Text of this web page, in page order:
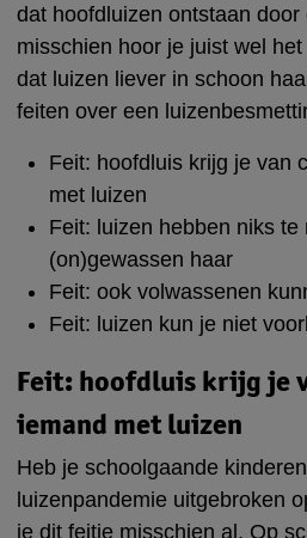
dat hoofdluizen ontstaan
misschien hoor je juist wel
dat luizen liever in schoon
feiten over een
Feit: hoofdluis krijg je van
met luizen
Feit: luizen hebben niks te
(on)gewassen haar
Feit: ook volwassenen
Feit: luizen kun je niet
Feit: hoofdluis krijg je
iemand met luizen
Heb je schoolgaande
luizenpandemie uitgebroken
je dit feitje misschien al. Op